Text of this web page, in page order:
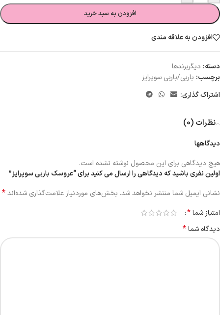
افزودن به سبد خرید
افزودن به علاقه مندی
دسته: دیگربرندها
برچسب: باربی/باربی سوپرایز
اشتراک گذاری:
نظرات (0)
دیدگاهها
هیچ دیدگاهی برای این محصول نوشته نشده است.
اولین نفری باشید که دیدگاهی را ارسال می کنید برای “عروسک باربی سوپرایز”
نشانی ایمیل شما منتشر نخواهد شد. بخش‌های موردنیاز علامت‌گذاری شده‌اند*
امتیاز شما*
دیدگاه شما*